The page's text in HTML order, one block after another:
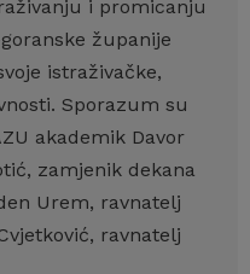
i promicanju
županije
istraživačke,
Sporazum su
akademik Davor
zamjenik dekana
Urem, ravnatelj
ravnatelj